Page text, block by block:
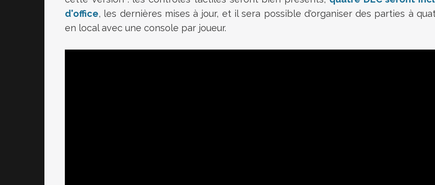
d'office, les dernières mises à jour, et il sera possible d'organiser des parties à
en local avec une console par joueur.